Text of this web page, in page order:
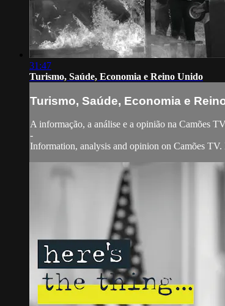
31:47
Turismo, Saúde, Economia e Reino Unido
Turismo, Saúde, Economia e
A informação, a análise e a opinião na Camões
-
Information, analysis and opinion on Camões